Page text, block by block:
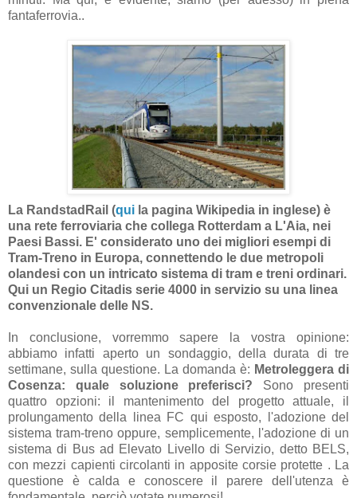
fantaferrovia..
La RandstadRail (qui la pagina Wikipedia in inglese) è
una rete ferroviaria che collega Rotterdam a L'Aia, nei
Paesi Bassi. E' considerato uno dei migliori esempi di
Tram-Treno in Europa, connettendo le due metropoli
olandesi con un intricato sistema di tram e treni ordinari.
Qui un Regio Citadis serie 4000 in servizio su una linea
convenzionale delle NS.
In conclusione, vorremmo sapere la vostra opinione:
abbiamo infatti aperto un sondaggio, della durata di tre
settimane, sulla questione. La domanda è: Metroleggera di
Cosenza: quale soluzione preferisci? Sono presenti
quattro opzioni: il mantenimento del progetto attuale, il
prolungamento della linea FC qui esposto, l'adozione del
sistema tram-treno oppure, semplicemente, l'adozione di un
sistema di Bus ad Elevato Livello di Servizio, detto BELS,
con mezzi capienti circolanti in apposite corsie protette . La
questione è calda e conoscere il parere dell'utenza è